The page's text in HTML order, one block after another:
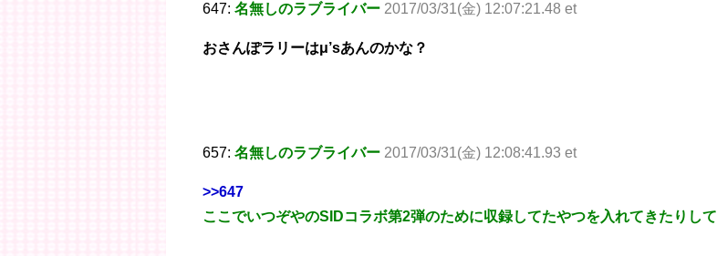
647: 名無しのラブライバー 2017/03/31(金) 12:07:21.48 et
おさんぽラリーはμ’sあんのかな？
657: 名無しのラブライバー 2017/03/31(金) 12:08:41.93 et
>>647
ここでいつぞやのSIDコラボ第2弾のために収録してたやつを入れてきたりして